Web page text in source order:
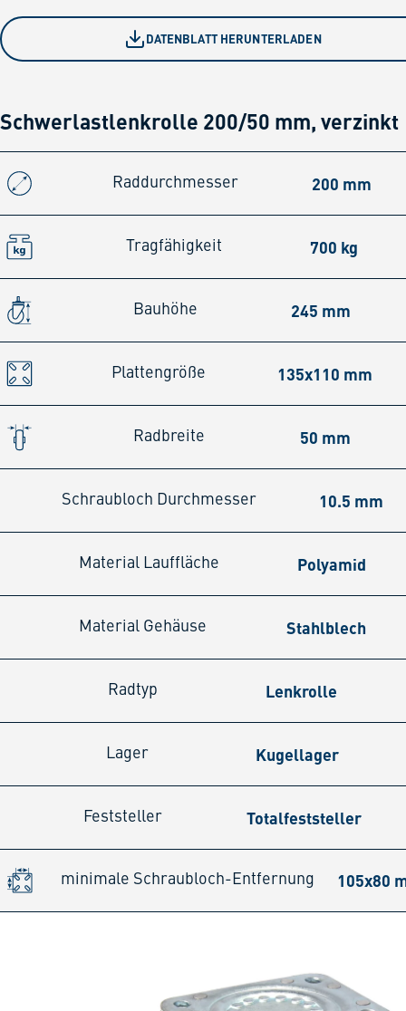
DATENBLATT HERUNTERLADEN
Schwerlastlenkrolle 200/50 mm, verzinkt
Raddurchmesser 200 mm
Tragfähigkeit 700 kg
Bauhöhe 245 mm
Plattengröße 135x110 mm
Radbreite 50 mm
Schraubloch Durchmesser 10.5 mm
Material Lauffläche Polyamid
Material Gehäuse Stahlblech
Radtyp Lenkrolle
Lager Kugellager
Feststeller Totalfeststeller
minimale Schraubloch-Entfernung 105x80